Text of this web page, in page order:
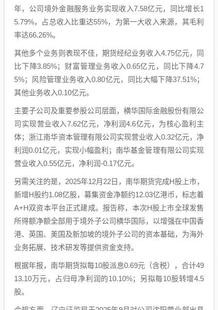
年，公司境外金融服务业务实现收入7.58亿元，同比增长1
5.79%，占总收入比重达55%，为第一大收入来源，其毛利
率达66.26%。
其他多个业务则表现不佳，期货经纪业务收入4.75亿元，同
比下降3.85%；财富管理业务收入0.65亿元，同比下降4.7
5%；风险管理业务收入0.80亿元，同比大幅下降37.51%；
其他业务收入0.10亿元。
主要子公司及重要参股公司层面，横华国际金融股份有限公
司实现营业收入7.62亿元，净利润4.6亿元，为核心盈利主
体；浙江南华资本管理有限公司实现营业收入0.32亿元，净
利润0.01亿元，实现小幅盈利；南华基金管理有限公司实现
营业收入0.55亿元，净利润-0.17亿元。
另需关注的是，2025年12月22日，南华期货完成H股上市，
新增H股约1.08亿股，募集资金净额约12.03亿港币，标志着
A+H双资本平台正式建成。报告称，本次H股上市全球发售
所得额净额全部用于境外子公司横华国际，以增强在中国香
港、英国、美国及新加坡的境外子公司的资本基础，为海外
业务拓展、技术研发等提供资金支持。
根据年报，南华期货拟每10股派息0.69元（含税），合计49
13.10万元，占归母净利润的10.10%；另拟每10股转增4.5
股。